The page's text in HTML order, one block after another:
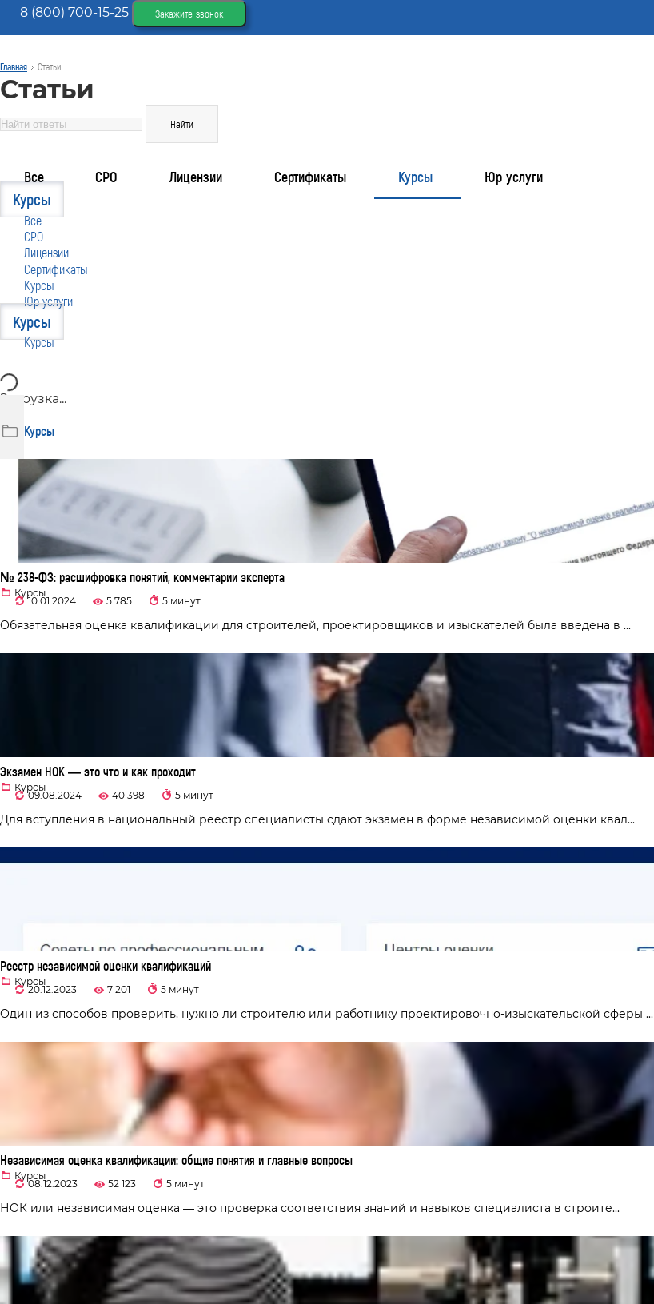
8 (800) 700-15-25
Закажите звонок
Главная Статьи
Статьи
Все СРО Лицензии Сертификаты Курсы Юр услуги
Курсы
Все
СРО
Лицензии
Сертификаты
Курсы
Юр услуги
Курсы
Курсы
Загрузка...
Курсы
№ 238-ФЗ: расшифровка понятий, комментарии эксперта
Курсы
10.01.2024 5 785 5 минут
Обязательная оценка квалификации для строителей, проектировщиков и изыскателей была введена в ...
Экзамен НОК — это что и как проходит
Курсы
09.08.2024 40 398 5 минут
Для вступления в национальный реестр специалисты сдают экзамен в форме независимой оценки квал...
Реестр независимой оценки квалификаций
Курсы
20.12.2023 7 201 5 минут
Один из способов проверить, нужно ли строителю или работнику проектировочно-изыскательской сферы ...
Независимая оценка квалификации: общие понятия и главные вопросы
Курсы
08.12.2023 52 123 5 минут
НОК или независимая оценка — это проверка соответствия знаний и навыков специалиста в строите...